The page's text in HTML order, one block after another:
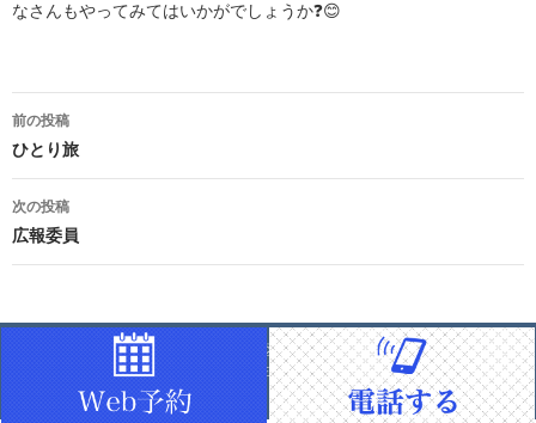
なさんもやってみてはいかがでしょうか❓😊
投
稿
ナ
ビ
前の投稿
ひとり旅
次の投稿
広報委員
練馬高野台 | なか歯科クリニック | 練馬区の歯科・歯医者 | 練馬区高野台にある
「なか歯科クリニック」は、練馬区で生活する皆様のお口の健康維持のお役に
立てるよう日々努力してまいります。